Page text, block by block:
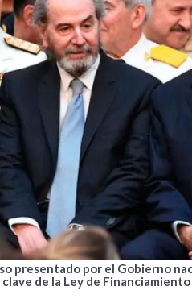
presentado por el Gobierno
de la Ley de